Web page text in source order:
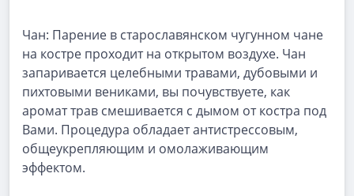
Чан: Парение в старославянском чугунном чане
на костре проходит на открытом воздухе. Чан
запаривается целебными травами, дубовыми и
пихтовыми вениками, вы почувствуете, как
аромат трав смешивается с дымом от костра под
Вами. Процедура обладает антистрессовым,
общеукрепляющим и омолаживающим
эффектом.